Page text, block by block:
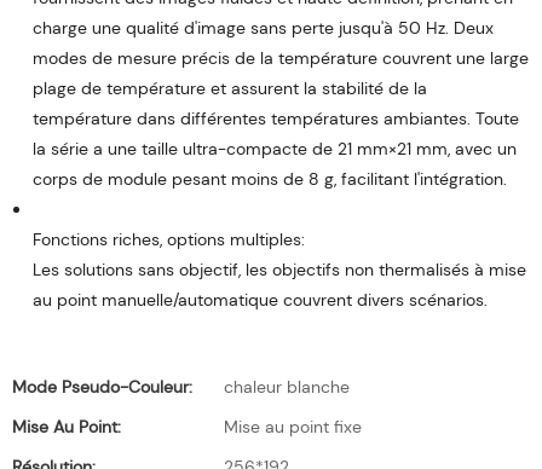
charge une qualité d'image sans perte jusqu'à 50 Hz. Deux
modes de mesure précis de la température couvrent une large
plage de température et assurent la stabilité de la
température dans différentes températures ambiantes. Toute
la série a une taille ultra-compacte de 21 mm×21 mm, avec un
corps de module pesant moins de 8 g, facilitant l'intégration.
Les solutions sans objectif, les objectifs non thermalisés à mise
au point manuelle/automatique couvrent divers scénarios.
Mode Pseudo-Couleur:
chaleur blanche
Mise Au Point:
Mise au point fixe